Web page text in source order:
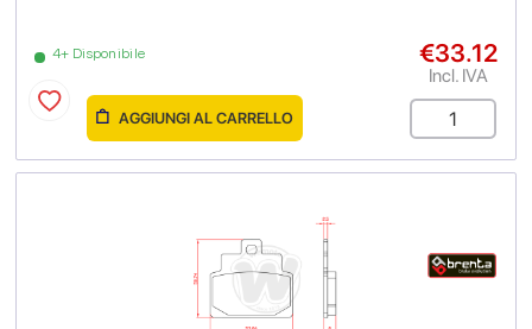
4+ Disponibile €33.12
Incl. IVA
AGGIUNGI AL CARRELLO